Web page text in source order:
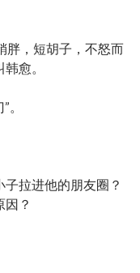
胖，短胡子，不怒而
愈。
拉进他的朋友圈？
？